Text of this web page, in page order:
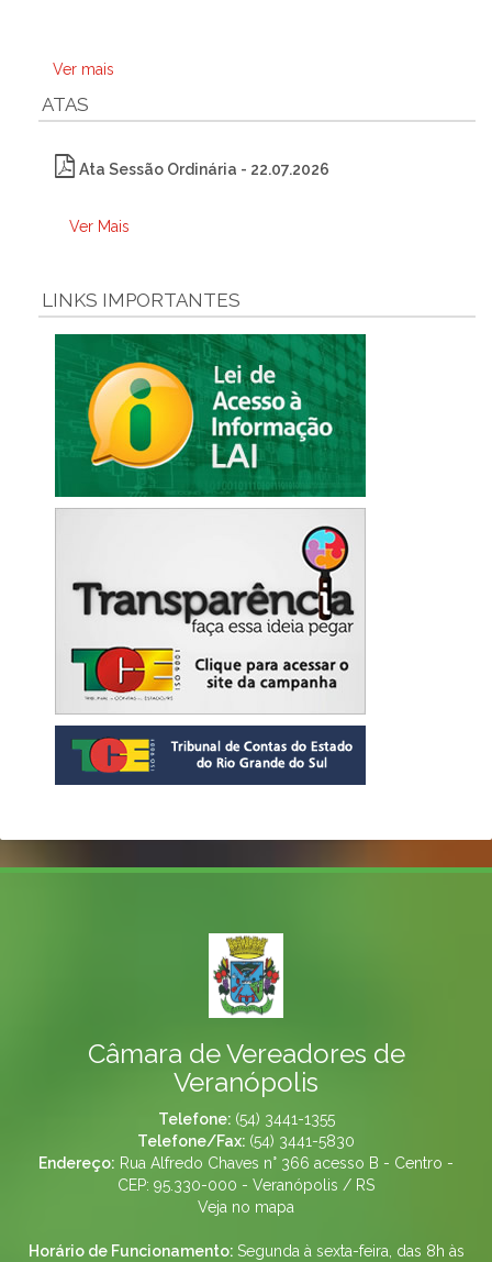
Ver mais
ATAS
Ata Sessão Ordinária - 22.07.2026
Ver Mais
LINKS IMPORTANTES
Câmara de Vereadores de
Veranópolis
Telefone: (54) 3441-1355
Telefone/Fax: (54) 3441-5830
Endereço: Rua Alfredo Chaves n° 366 acesso B - Centro -
CEP: 95.330-000 - Veranópolis / RS
Veja no mapa
Horário de Funcionamento: Segunda à sexta-feira, das 8h às